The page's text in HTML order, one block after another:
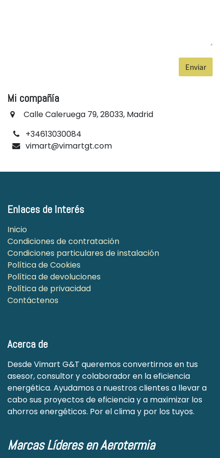
Enviar
Mi compañía
Calle Caleruega 79, 28033, Madrid
+34613030084
vimart@vimartgt.com
Enlaces de Interés
Inicio
Condiciones de contratación
Condiciones particulares de instalación
Política de Cookies
Política de devoluciones
Política de privacidad
Contáctenos
Acerca de
Desde Vimart G&T queremos convertirnos en tus
asesor, consultor y colaborador en la eficiencia
energética. Ayudamos a nuestros clientes a llevar a
cabo sus proyectos de eficiencia y a maximizar los
ahorros energéticos. Por el clima y por los tuyos.
Marcas Líderes en Aerotermia